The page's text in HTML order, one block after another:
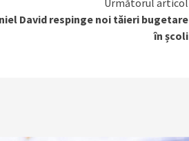
Următorul articol
David respinge noi tăieri bugetare
în școli